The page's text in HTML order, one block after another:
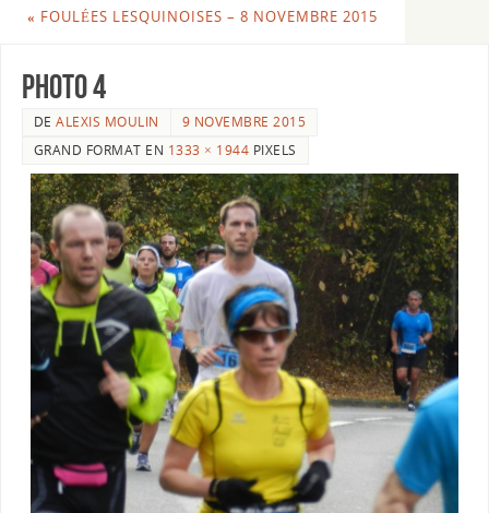
« FOULÉES LESQUINOISES – 8 NOVEMBRE 2015
photo 4
DEALEXIS MOULIN
9 NOVEMBRE 2015
GRAND FORMAT EN 1333 × 1944 PIXELS